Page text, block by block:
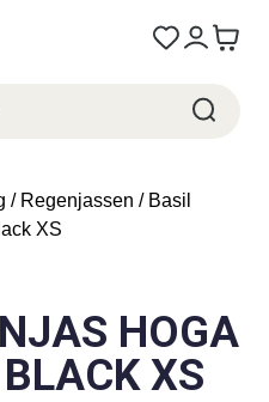
/ Regenjassen / Basil
XS
HOGA
XS